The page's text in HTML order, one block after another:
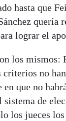
hasta que
quería
lograr el
los mismos:
criterios no
en que no
sistema de
los jueces